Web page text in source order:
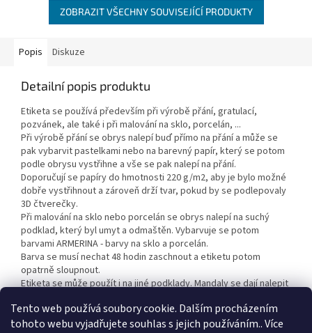
Tento web používá soubory cookie. Dalším procházením
tohoto webu vyjadřujete souhlas s jejich používáním.. Více
ZOBRAZIT VŠECHNY SOUVISEJÍCÍ PRODUKTY
Popis Diskuze
Detailní popis produktu
Etiketa se používá především při výrobě přání, gratulací,
pozvánek, ale také i při malování na sklo, porcelán, ...
Při výrobě přání se obrys nalepí buď přímo na přání a může se
pak vybarvit pastelkami nebo na barevný papír, který se potom
podle obrysu vystřihne a vše se pak nalepí na přání.
Doporučují se papíry do hmotnosti 220 g/m2, aby je bylo možné
dobře vystřihnout a zároveň drží tvar, pokud by se podlepovaly
3D čtverečky.
Při malování na sklo nebo porcelán se obrys nalepí na suchý
podklad, který byl umyt a odmaštěn. Vybarvuje se potom
barvami ARMERINA - barvy na sklo a porcelán.
Barva se musí nechat 48 hodin zaschnout a etiketu potom
opatrně sloupnout.
Etiketa se může použít i na jiné podklady. Mandaly se dají nalepit